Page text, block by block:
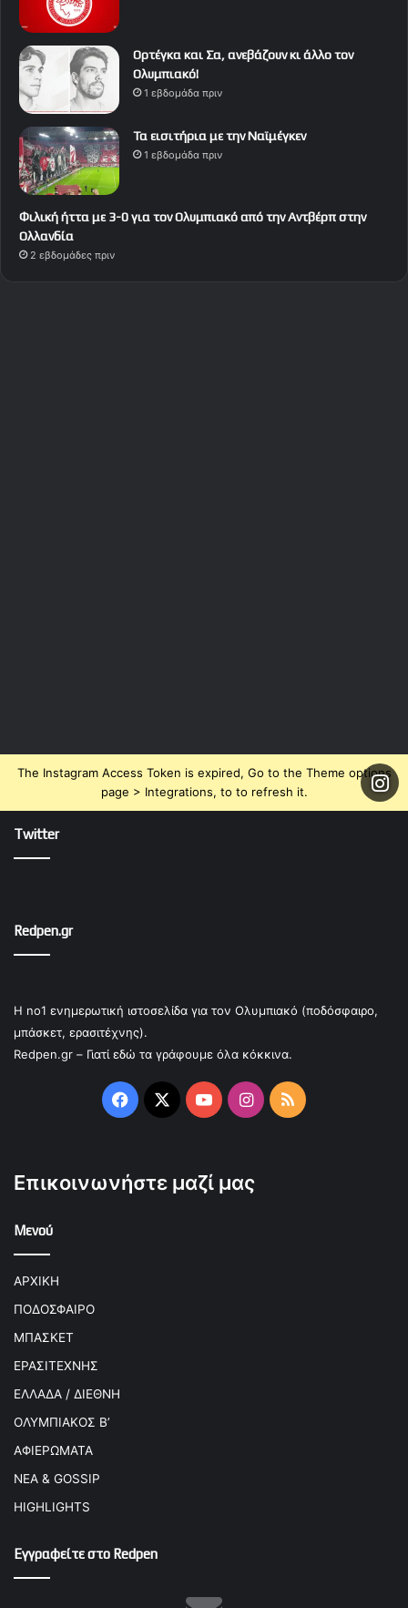
Ορτέγκα και Σα, ανεβάζουν κι άλλο τον
Ολυμπιακό!
1 εβδομάδα πριν
Τα εισιτήρια με την Ναϊμέγκεν
1 εβδομάδα πριν
Φιλική ήττα με 3-0 για τον Ολυμπιακό από την Αντβέρπ στην
Ολλανδία
2 εβδομάδες πριν
The Instagram Access Token is expired, Go to the Theme options
page > Integrations, to to refresh it.
Twitter
Redpen.gr
Η no1 ενημερωτική ιστοσελίδα για τον Ολυμπιακό (ποδόσφαιρο,
μπάσκετ, ερασιτέχνης).
Redpen.gr – Γιατί εδώ τα γράφουμε όλα κόκκινα.
Facebook
X YouTubeInstagram
RSS
Επικοινωνήστε μαζί μας
Μενού
ΑΡΧΙΚΗ
ΠΟΔΟΣΦΑΙΡΟ
ΜΠΑΣΚΕΤ
ΕΡΑΣΙΤΕΧΝΗΣ
ΕΛΛΑΔΑ / ΔΙΕΘΝΗ
ΟΛΥΜΠΙΑΚΟΣ Β’
ΑΦΙΕΡΩΜΑΤΑ
ΝΕΑ & GOSSIP
HIGHLIGHTS
Εγγραφείτε στο Redpen